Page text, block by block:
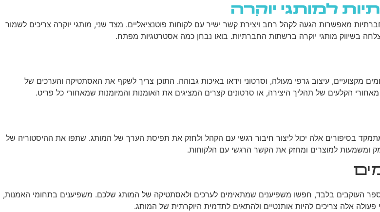
חברתיות בניית אתרים בלוגלמותגי יוקרה
מאפשרות הגעה לקהל רחב ויצירת קשר ישיר עם לקוחות פוטנציאליים. מצד שני, מותגי יוקרה צריכים לשמור
בשיווק מותגי יוקרה ברשתות החברתיות. בואו נבחן כמה אסטרטגיות מפתח.
מקצועיים, עיצוב גרפי מעולה, וסרטוני וידאו באיכות גבוהה. התוכן צריך לשקף את האסתטיקה והערכים של
הקלעים של תהליך היצירה, או סרטונים קצרים המציגים את האומנות והמיומנות שמאחורי כל פריט.
בסיפורים אלה יכול ליצור חיבור רגשי עם הקהל ולחזק את תפיסת הערך של המותג. שתפו את ההיסטוריה של
ומשמעות למוצרים ומחזק את הקשר הרגשי עם הלקוחות.
העוקבים בלבד, חפשו משפיענים שמתאימים לערכים ולאסתטיקה של המותג שלכם. משפיענים בתחומי האמנות,
פעולה אלה צריכים להיות אותנטיים ולהתאים לתדמית היוקרתית של המותג.